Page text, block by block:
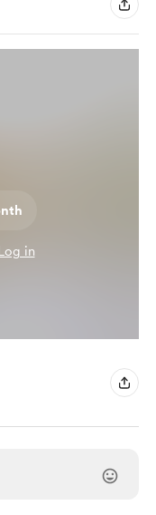
in